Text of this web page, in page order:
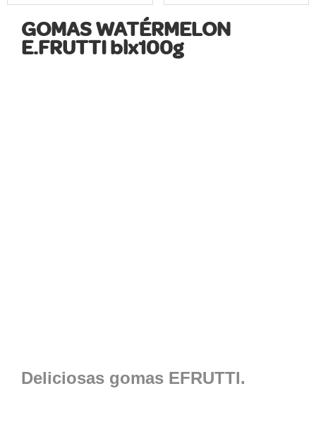
GOMAS WATÉRMELON
E.FRUTTI blx100g
Deliciosas gomas EFRUTTI.